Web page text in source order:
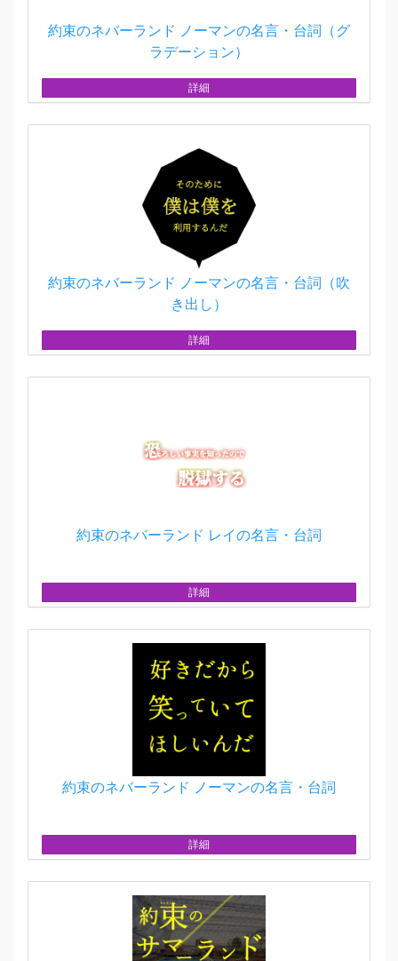
約束のネバーランド ノーマンの名言・台詞（グ
ラデーション）
詳細
約束のネバーランド ノーマンの名言・台詞（吹
き出し）
詳細
約束のネバーランド レイの名言・台詞
詳細
約束のネバーランド ノーマンの名言・台詞
詳細